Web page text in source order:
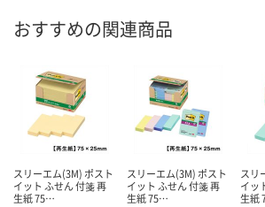
おすすめの関連商品
スリーエム(3M) ポスト
イット ふせん 付箋 再
生紙 75…
スリーエム(3M) ポスト
イット ふせん 付箋 再
生紙 75…
スリ
イッ
生紙